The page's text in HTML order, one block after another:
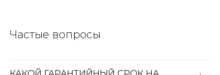
Частые вопросы